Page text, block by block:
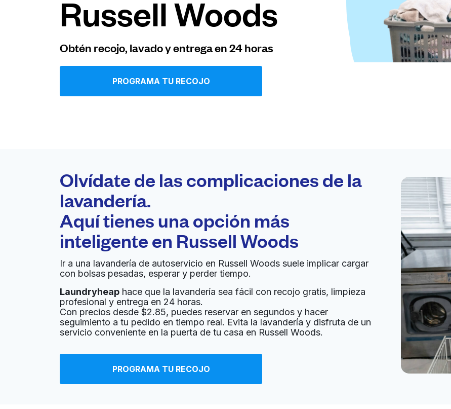
Iniciar sesión
United States ES
Russell Woods
Obtén recojo, lavado y entrega en 24 horas
PROGRAMA TU RECOJO
Olvídate de las complicaciones de la
lavandería.
Aquí tienes una opción más
inteligente en Russell Woods
Ir a una lavandería de autoservicio en Russell Woods suele implicar cargar
con bolsas pesadas, esperar y perder tiempo.
Laundryheap hace que la lavandería sea fácil con recojo gratis, limpieza
profesional y entrega en 24 horas.
Con precios desde $2.85, puedes reservar en segundos y hacer
seguimiento a tu pedido en tiempo real. Evita la lavandería y disfruta de un
servicio conveniente en la puerta de tu casa en Russell Woods.
PROGRAMA TU RECOJO